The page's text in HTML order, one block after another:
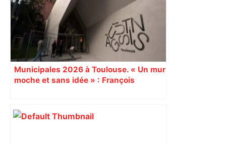
Municipales 2026 à Toulouse. « Un mur
moche et sans idée » : François
Augustins